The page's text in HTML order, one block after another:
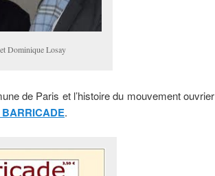
Dominique Losay
de Paris et l’histoire du mouvement ouvrier
.